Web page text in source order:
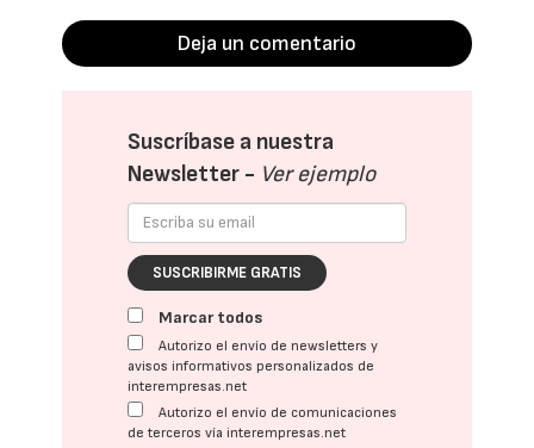
Deja un comentario
Suscríbase a nuestra
Newsletter - Ver ejemplo
SUSCRIBIRME GRATIS
Marcar todos
Autorizo el envío de newsletters y
avisos informativos personalizados de
interempresas.net
Autorizo el envío de comunicaciones
de terceros vía interempresas.net